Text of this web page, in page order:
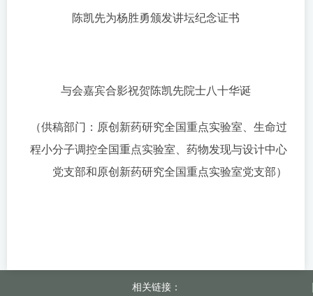
陈凯先为杨胜勇颁发讲坛纪念证书
与会嘉宾合影祝贺陈凯先院士八十华诞
（供稿部门：原创新药研究全国重点实验室、生命过
程小分子调控全国重点实验室、药物发现与设计中心
党支部和原创新药研究全国重点实验室党支部）
相关链接：